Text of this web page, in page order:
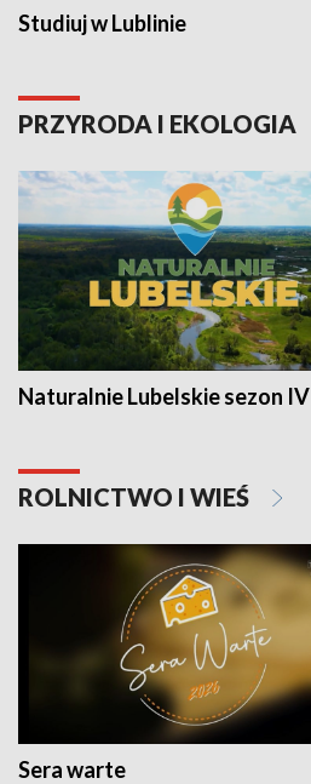
Studiuj w Lublinie
PRZYRODA I EKOLOGIA
Naturalnie Lubelskie sezon IV
ROLNICTWO I WIEŚ
Sera warte